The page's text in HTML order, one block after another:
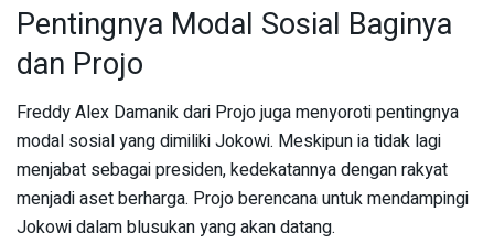
Pentingnya Modal Sosial Baginya
dan Projo
Freddy Alex Damanik dari Projo juga menyoroti pentingnya
modal sosial yang dimiliki Jokowi. Meskipun ia tidak lagi
menjabat sebagai presiden, kedekatannya dengan rakyat
menjadi aset berharga. Projo berencana untuk mendampingi
Jokowi dalam blusukan yang akan datang.